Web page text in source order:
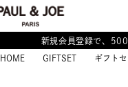
新規会員登録で、
HOME GIFTSET ギフト